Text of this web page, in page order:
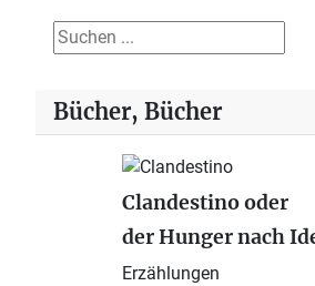
Suchen ...
Bücher, Bücher
Clandestino oder
der Hunger nach
Erzählungen